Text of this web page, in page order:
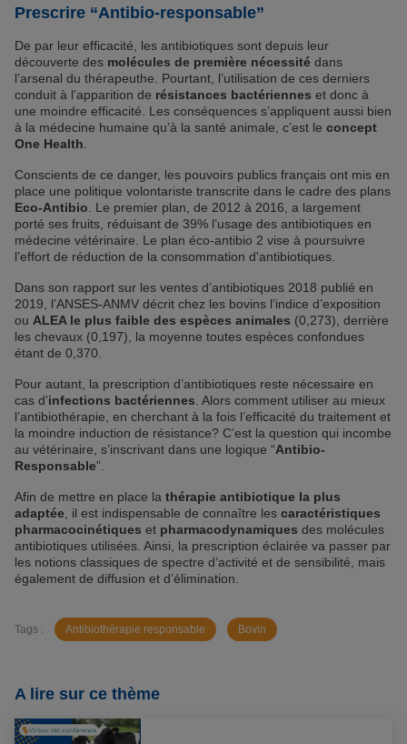
Prescrire “Antibio-responsable”
De par leur efficacité, les antibiotiques sont depuis leur
découverte des molécules de première nécessité dans
l’arsenal du thérapeuthe. Pourtant, l’utilisation de ces derniers
conduit à l’apparition de résistances bactériennes et donc à
une moindre efficacité. Les conséquences s’appliquent aussi bien
à la médecine humaine qu’à la santé animale, c’est le concept
One Health
Conscients de ce danger, les pouvoirs publics français ont mis en
place une politique volontariste transcrite dans le cadre des plans
Eco-Antibio . Le premier plan, de 2012 à 2016, a largement
porté ses fruits, réduisant de 39% l’usage des antibiotiques en
médecine vétérinaire. Le plan éco-antibio 2 vise à poursuivre
l’effort de réduction de la consommation d'antibiotiques.
Dans son rapport sur les ventes d’antibiotiques 2018 publié en
2019, l’ANSES-ANMV décrit chez les bovins l’indice d’exposition
ou ALEA le plus faible des espèces animales (0,273), derrière
les chevaux (0,197), la moyenne toutes espèces confondues
étant de 0,370.
Pour autant, la prescription d’antibiotiques reste nécessaire en
cas d’infections bactériennes . Alors comment utiliser au mieux
l’antibiothérapie, en cherchant à la fois l’efficacité du traitement et
la moindre induction de résistance? C’est la question qui incombe
au vétérinaire, s’inscrivant dans une logique “Antibio-
Responsable”.
Afin de mettre en place la thérapie antibiotique la plus
adaptée , il est indispensable de connaître les caractéristiques
pharmacocinétiques et pharmacodynamiques des molécules
antibiotiques utilisées. Ainsi, la prescription éclairée va passer par
les notions classiques de spectre d’activité et de sensibilité, mais
également de diffusion et d’élimination.
Tags : Antibiothérapie responsable Bovin
A lire sur ce thème